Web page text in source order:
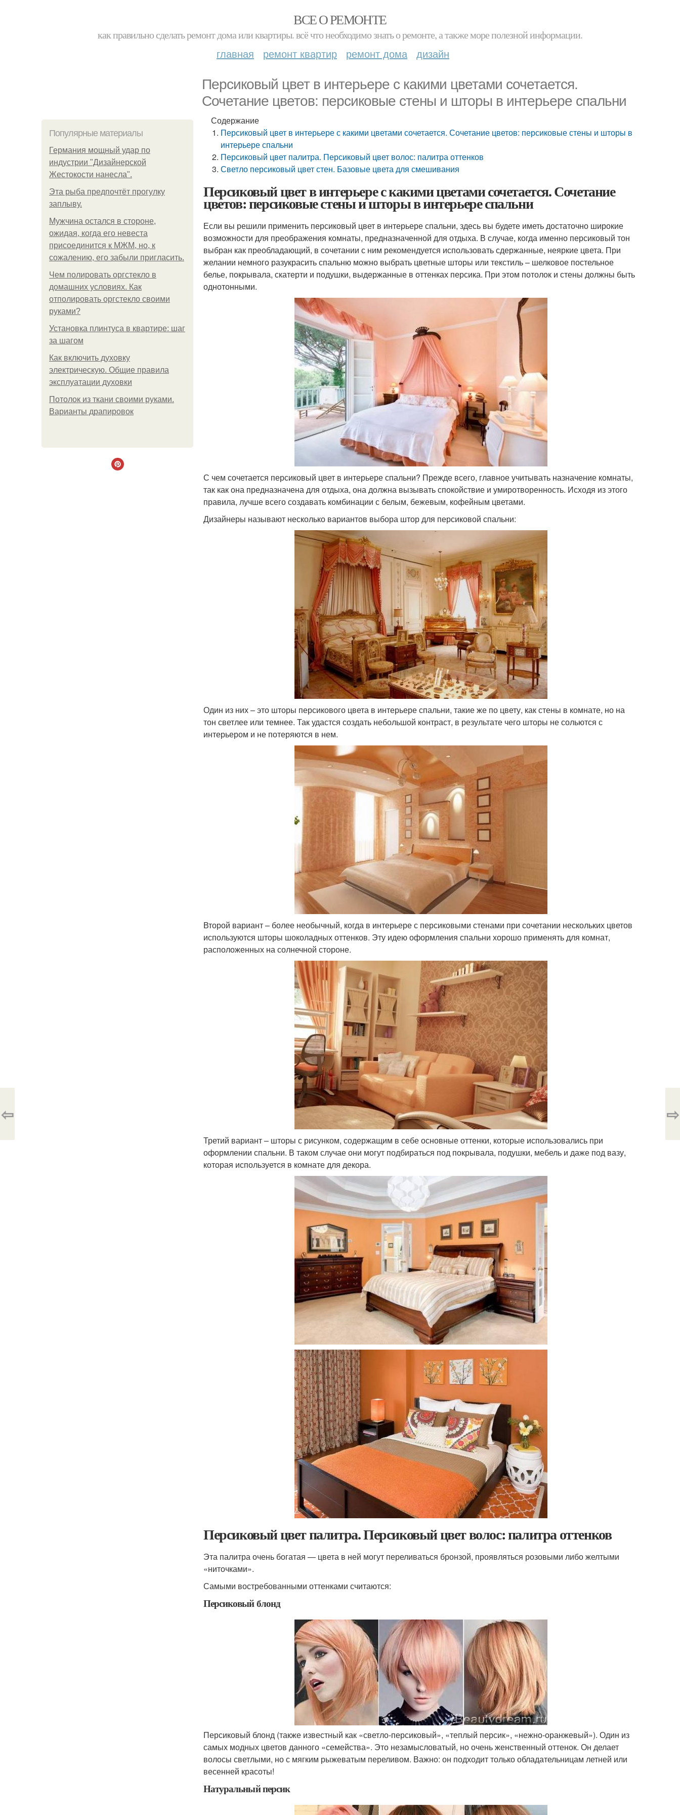
ВСЕ О РЕМОНТЕ
как правильно сделать ремонт дома или квартиры. всё что необходимо знать о ремонте, а также море полезной информации.
главная ремонт квартир ремонт дома дизайн
Персиковый цвет в интерьере с какими цветами сочетается.
Сочетание цветов: персиковые стены и шторы в интерьере спальни
Популярные материалы
Германия мощный удар по
индустрии "Дизайнерской
Жестокости нанесла".
Эта рыба предпочтёт прогулку
заплыву.
Мужчина остался в стороне,
ожидая, когда его невеста
присоединится к МЖМ, но, к
сожалению, его забыли пригласить.
Чем полировать оргстекло в
домашних условиях. Как
отполировать оргстекло своими
руками?
Установка плинтуса в квартире: шаг
за шагом
Как включить духовку
электрическую. Общие правила
эксплуатации духовки
Потолок из ткани своими руками.
Варианты драпировок
Содержание
Персиковый цвет в интерьере с какими цветами сочетается. Сочетание цветов: персиковые стены и шторы в
интерьере спальни
Персиковый цвет палитра. Персиковый цвет волос: палитра оттенков
Светло персиковый цвет стен. Базовые цвета для смешивания
Персиковый цвет в интерьере с какими цветами сочетается. Сочетание
цветов: персиковые стены и шторы в интерьере спальни
Если вы решили применить персиковый цвет в интерьере спальни, здесь вы будете иметь достаточно широкие
возможности для преображения комнаты, предназначенной для отдыха. В случае, когда именно персиковый тон
выбран как преобладающий, в сочетании с ним рекомендуется использовать сдержанные, неяркие цвета. При
желании немного разукрасить спальню можно выбрать цветные шторы или текстиль – шелковое постельное
белье, покрывала, скатерти и подушки, выдержанные в оттенках персика. При этом потолок и стены должны быть
однотонными.
С чем сочетается персиковый цвет в интерьере спальни? Прежде всего, главное учитывать назначение комнаты,
так как она предназначена для отдыха, она должна вызывать спокойствие и умиротворенность. Исходя из этого
правила, лучше всего создавать комбинации с белым, бежевым, кофейным цветами.
Дизайнеры называют несколько вариантов выбора штор для персиковой спальни:
Один из них – это шторы персикового цвета в интерьере спальни, такие же по цвету, как стены в комнате, но на
тон светлее или темнее. Так удастся создать небольшой контраст, в результате чего шторы не сольются с
интерьером и не потеряются в нем.
Второй вариант – более необычный, когда в интерьере с персиковыми стенами при сочетании нескольких цветов
используются шторы шоколадных оттенков. Эту идею оформления спальни хорошо применять для комнат,
расположенных на солнечной стороне.
Третий вариант – шторы с рисунком, содержащим в себе основные оттенки, которые использовались при
оформлении спальни. В таком случае они могут подбираться под покрывала, подушки, мебель и даже под вазу,
которая используется в комнате для декора.
Персиковый цвет палитра. Персиковый цвет волос: палитра оттенков
Эта палитра очень богатая — цвета в ней могут переливаться бронзой, проявляться розовыми либо желтыми
«ниточками».
Самыми востребованными оттенками считаются:
Персиковый блонд
Персиковый блонд (также известный как «светло-персиковый», «теплый персик», «нежно-оранжевый»). Один из
самых модных цветов данного «семейства». Это незамысловатый, но очень женственный оттенок. Он делает
волосы светлыми, но с мягким рыжеватым переливом. Важно: он подходит только обладательницам летней или
весенней красоты!
Натуральный персик
⇦ ⇨